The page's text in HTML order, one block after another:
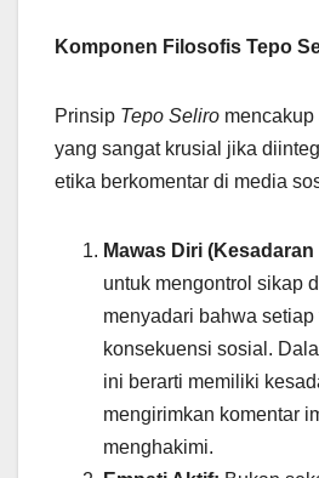
Komponen Filosofis Tepo
Prinsip Tepo Seliro mencakup
yang sangat krusial jika
etika berkomentar di media
Mawas Diri (Kesadaran
untuk mengontrol sikap
menyadari bahwa
konsekuensi sosial.
ini berarti memiliki
mengirimkan komentar
menghakimi.